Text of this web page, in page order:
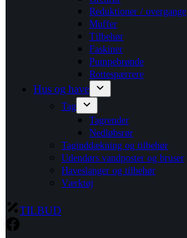
Reduktioner / overgange
Muffer
Tilbehør
Faskiner
Pumpebrønde
Rottespærrere
Hus og have
Tag
Tagrender
Nedløbsrør
Taginddækning og tilbehør
Udendørs vandposter og bruser
Haveslanger og tilbehør
Værktøj
TILBUD